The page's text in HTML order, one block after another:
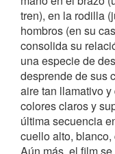
tren), en la rodilla
hombros (en su
consolida su
una especie de
desprende de sus
aire tan llamativo
colores claros y
última secuencia
cuello alto,